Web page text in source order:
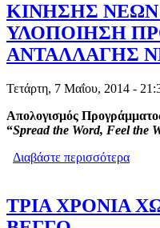
ΚΙΝΗΣΗΣ
ΥΛΟΠΟΙΗΣΗ
ΑΝΤΑΛΛΑΓΗΣ
Τετάρτη, 7 Μαΐου, 2014 -
Απολογισμός
“Spread the Word, Feel the
Διαβάστε περισσότερα
ΤΡΙΑ ΧΡΟΝΙΑ